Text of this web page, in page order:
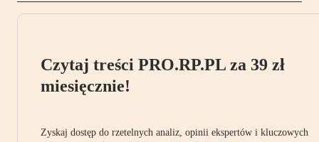
Czytaj treści PRO.RP.PL za 39 zł
miesięcznie!
Zyskaj dostęp do rzetelnych analiz, opinii ekspertów i kluczowych